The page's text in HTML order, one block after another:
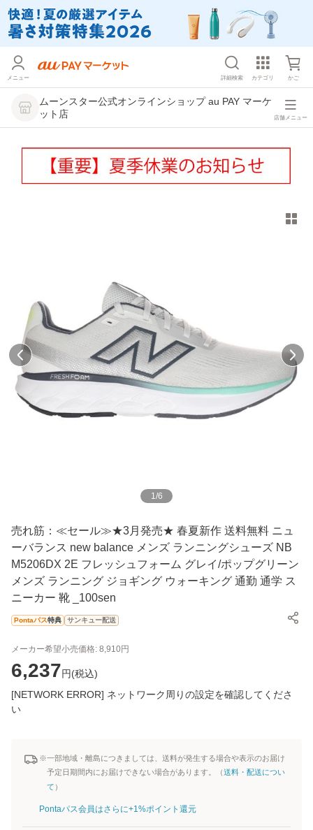
メニュー 詳細検索 カテゴリ かご
ムーンスター公式オンラインショップ au PAY マーケ
ット店
店舗メニュー
1 /6
売れ筋：≪セール≫★3月発売★ 春夏新作 送料無料 ニュ
ーバランス new balance メンズ ランニングシューズ NB
M5206DX 2E フレッシュフォーム グレイ/ポップグリーン
メンズ ランニング ジョギング ウォーキング 通勤 通学 ス
ニーカー 靴 _100sen
Pontaパス特典 サンキュー配送
メーカー希望小売価格: 8,910円
6,237円(税込)
[NETWORK ERROR] ネットワーク周りの設定を確認してくださ
い
※一部地域・離島につきましては、送料が発生する場合や表示のお届け
予定日期間内にお届けできない場合があります。（送料・配送につい
て ）
Pontaパス会員はさらに+1%ポイント還元